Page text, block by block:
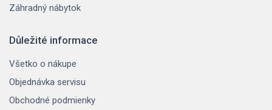
Záhradný nábytok
Důležité informace
Všetko o nákupe
Objednávka servisu
Obchodné podmienky